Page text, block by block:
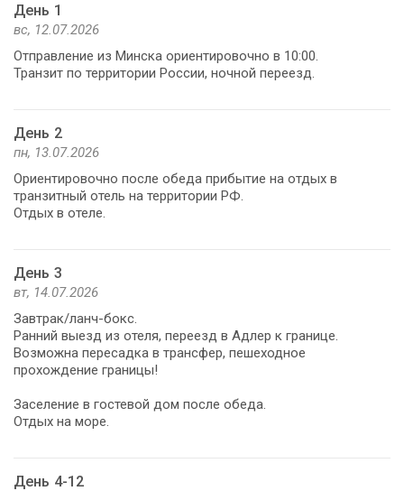
День 1
вс, 12.07.2026
Отправление из Минска ориентировочно в 10:00.
Транзит по территории России, ночной переезд.
День 2
пн, 13.07.2026
Ориентировочно после обеда прибытие на отдых в
транзитный отель на территории РФ.
Отдых в отеле.
День 3
вт, 14.07.2026
Завтрак/ланч-бокс.
Ранний выезд из отеля, переезд в Адлер к границе.
Возможна пересадка в трансфер, пешеходное
прохождение границы!
Заселение в гостевой дом после обеда.
Отдых на море.
День 4-12